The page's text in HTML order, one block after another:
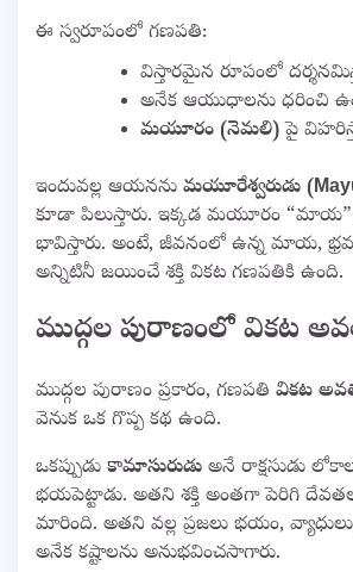
ఈ స్వరూపంలో గణపతి:
విస్తారమైన రూపంలో
అనేక ఆయుధాలను ధరించి
మయూరం (నెమలి)పై
ఇందువల్ల ఆయనను మయూరేశ్వరుడు
కూడా పిలుస్తారు. ఇక్కడ మయూరం
భావిస్తారు. అంటే, జీవనంలో ఉన్న మాయ,
అన్నిటినీ జయించే శక్తి వికట గణపతికి ఉంది.
ముద్గల పురాణంలో వికట
ముద్గల పురాణం ప్రకారం, గణపతి వికట
వెనుక ఒక గొప్ప కథ ఉంది.
ఒకప్పుడు కామాసురుడు అనే రాక్షసుడు
భయపెట్టాడు. అతని శక్తి అంతగా పెరిగి
మారింది. అతని వల్ల ప్రజలు భయం,
అనేక కష్టాలను అనుభవించసాగారు.